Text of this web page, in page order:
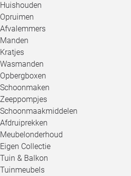
Huishouden
Opruimen
Afvalemmers
Manden
Kratjes
Wasmanden
Opbergboxen
Schoonmaken
Zeeppompjes
Schoonmaakmiddelen
Afdruiprekken
Meubelonderhoud
Eigen Collectie
Tuin & Balkon
Tuinmeubels